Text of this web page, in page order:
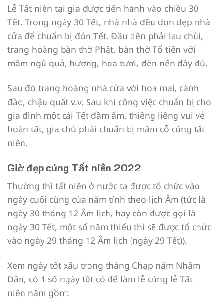
Lễ Tất niên tại gia được tiến hành vào chiều 30
Tết. Trong ngày 30 Tết, nhà nhà đều dọn dẹp nhà
cửa để chuẩn bị đón Tết. Đầu tiên phải lau chùi,
trang hoàng bàn thờ Phật, bàn thờ Tổ tiên với
mâm ngũ quả, hương, hoa tươi, đèn nến đầy đủ.
Sau đó trang hoàng nhà cửa với hoa mai, cành
đào, chậu quất v.v. Sau khi công việc chuẩn bị cho
gia đình một cái Tết đầm ấm, thiêng liêng vui vẻ
hoàn tất, gia chủ phải chuẩn bị mâm cỗ cúng tất
niên.
Giờ đẹp cúng Tất niên 2022
Thường thì tất niên ở nước ta được tổ chức vào
ngày cuối cùng của năm tính theo lịch Âm (tức là
ngày 30 tháng 12 Âm lịch, hay còn được gọi là
ngày 30 Tết, một số năm thiếu thì sẽ được tổ chức
vào ngày 29 tháng 12 Âm lịch (ngày 29 Tết)).
Xem ngày tốt xấu trong tháng Chạp năm Nhâm
Dần, có 1 số ngày tốt có để làm lễ cúng lễ Tất
niên năm gồm: